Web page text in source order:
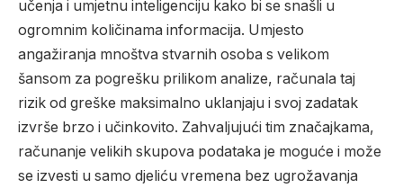
učenja i umjetnu inteligenciju kako bi se snašli u
ogromnim količinama informacija. Umjesto
angažiranja mnoštva stvarnih osoba s velikom
šansom za pogrešku prilikom analize, računala taj
rizik od greške maksimalno uklanjaju i svoj zadatak
izvrše brzo i učinkovito. Zahvaljujući tim značajkama,
računanje velikih skupova podataka je moguće i može
se izvesti u samo djeliću vremena bez ugrožavanja